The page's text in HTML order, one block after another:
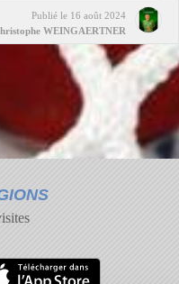
Publié le 16 août 2024
WEINGAERTNER